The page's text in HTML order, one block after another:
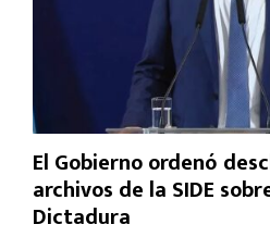
El Gobierno ordenó
archivos de la SIDE
Dictadura